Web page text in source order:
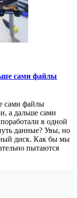
сами файлы
сами файлы
а дальше сами
в одной
данные? Увы, но
диск. Как бы мы
пытаются